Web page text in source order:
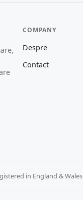
COMPANY
Despre
Contact
in England & Wales